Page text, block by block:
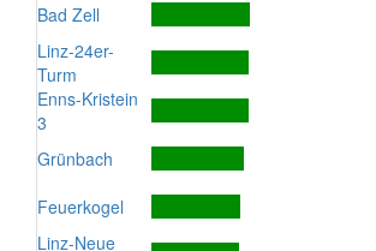
Bad Zell
Linz-24er-
Turm
Enns-Kristein
3
Grünbach
Feuerkogel
Linz-Neue